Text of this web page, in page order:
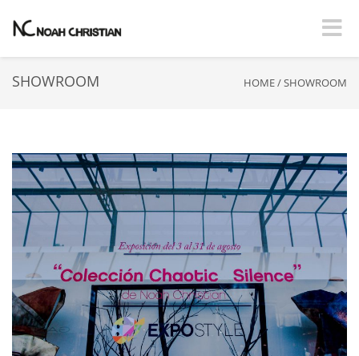
SHOWROOM HOME/SHOWROOM